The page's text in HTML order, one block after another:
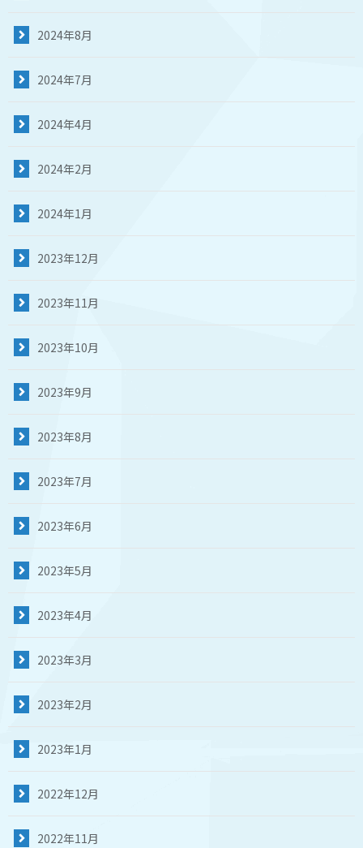
2024年8月
2024年7月
2024年4月
2024年2月
2024年1月
2023年12月
2023年11月
2023年10月
2023年9月
2023年8月
2023年7月
2023年6月
2023年5月
2023年4月
2023年3月
2023年2月
2023年1月
2022年12月
2022年11月